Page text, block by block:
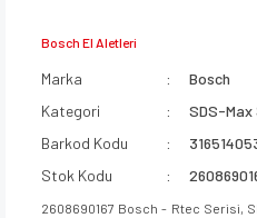
Bosch El Aletleri
Marka
Bosch
Kategori
SDS-Max
Barkod Kodu
Stok Kodu
2608690167 Bosch - Rtec Serisi,